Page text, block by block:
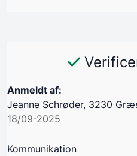
Anmeldt af:
Jeanne Schrøder, 3230
18/09-2025
Kommunikation